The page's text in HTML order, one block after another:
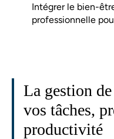
Intégrer le bien-
professionnelle
La gestion
vos tâches,
productivité